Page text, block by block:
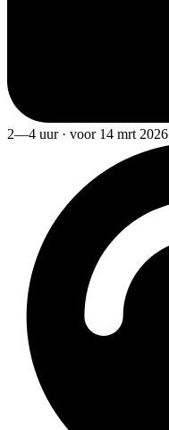
2—4 uur · voor 14 mrt 2026